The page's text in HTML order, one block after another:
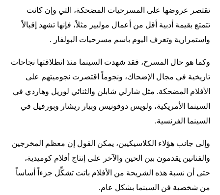
تقتصر عروضها على المسرحيات المضحكة، التي وإن كانت
تتمتع بقيمة أدبية أقل من أعمال موليير مثلاً، فإنها تشهد إقبالاً
واستمرارية وتعرف اليوم باسم مسرحيات البولفار .
وكما هو حال المسرح، فقد شهدت السينما منذ انطلاقتها نجاحات
تاريخية في مجال الإضحاك، ونجوماً اقتصرت نجوميتهم على
الأفلام المضحكة. مثل شارلي شابلن والثنائي لوريل وهاردي في
السينما الأمريكية، ولويس دوفونيس وبيار ريشار وبورفيل في
السينما الفرنسية.
وإلى جانب هؤلاء الكلاسيكيين، يمكن القول إن معظم المخرجين
والفنانين يقدمون بين الحين والآخر على إنتاج أفلام كوميدية،
حتى أن نسبة هذه الشريحة من الأفلام باتت تشكِّل جزءاً أساساً
من شخصية فن السينما بشكل عام.